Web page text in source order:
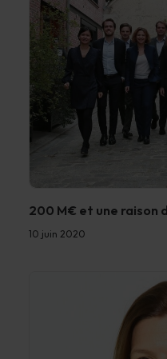
200 M€ et une raison
10 juin 2020